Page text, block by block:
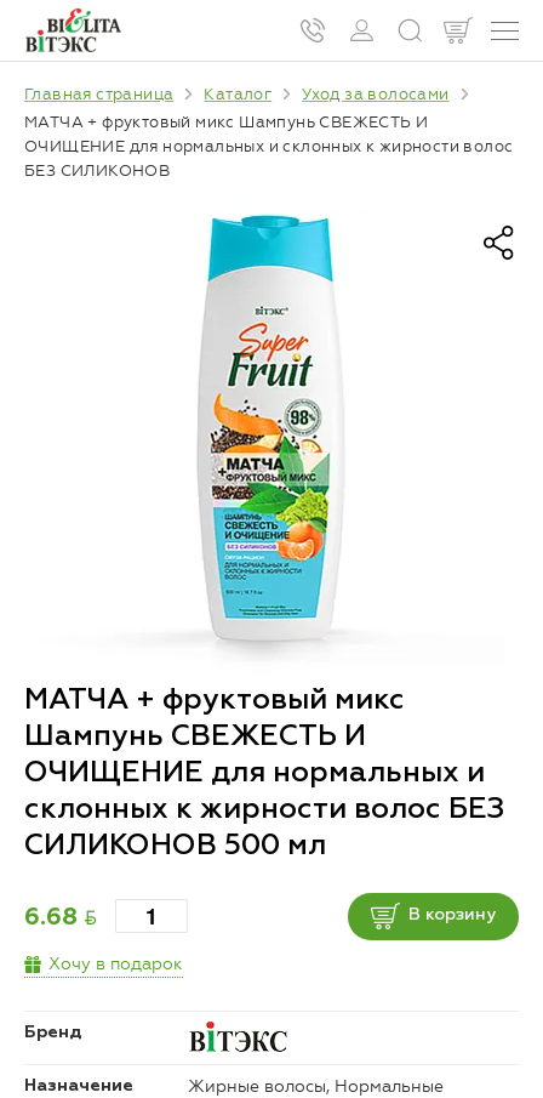
Главная страница Каталог
Уход за волосами
МАТЧА + фруктовый микс Шампунь СВЕЖЕСТЬ И
ОЧИЩЕНИЕ для нормальных и склонных к жирности волос
БЕЗ СИЛИКОНОВ
МАТЧА + фруктовый микс
Шампунь СВЕЖЕСТЬ И
ОЧИЩЕНИЕ для нормальных и
склонных к жирности волос БЕЗ
СИЛИКОНОВ 500 мл
6.68 BYN В корзину
Хочу в подарок
Бренд
Назначение
Жирные волосы, Нормальные